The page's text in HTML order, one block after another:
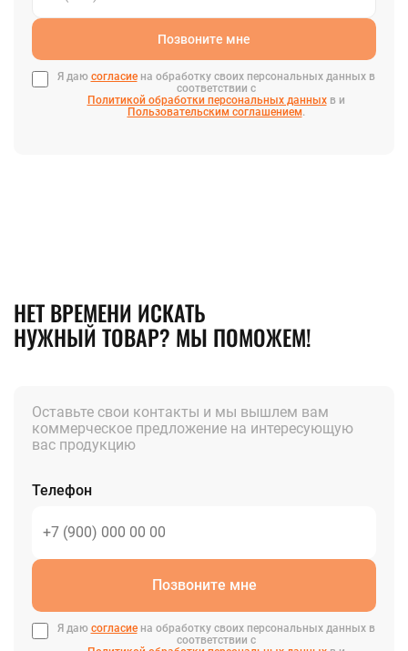
Позвоните мне
Я даю согласиена обработку своих персональных данных в
соответствии с
Политикой обработки персональных данныхв и
Пользовательским соглашением.
НЕТ ВРЕМЕНИ ИСКАТЬ
НУЖНЫЙ ТОВАР? МЫ ПОМОЖЕМ!
Оставьте свои контакты и мы вышлем вам
коммерческое предложение на интересующую
вас продукцию
Телефон
Позвоните мне
Я даю согласиена обработку своих персональных данных в
соответствии с